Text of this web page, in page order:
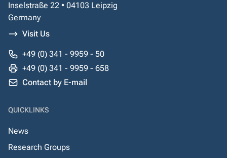
Inselstraße 22 • 04103 Leipzig
Germany
Visit Us
+49 (0) 341 - 9959 - 50
+49 (0) 341 - 9959 - 658
Contact by E-mail
QUICKLINKS
News
Research Groups